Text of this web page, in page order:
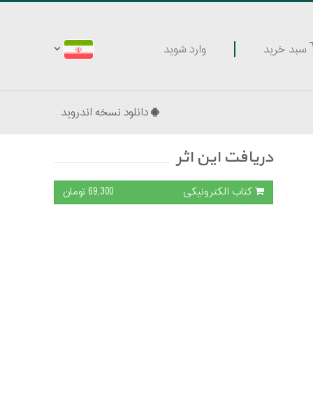
سبد خرید وارد شوید
دانلود نسخه اندروید
دریافت این اثر
کتاب الکترونیکی 69,300 تومان